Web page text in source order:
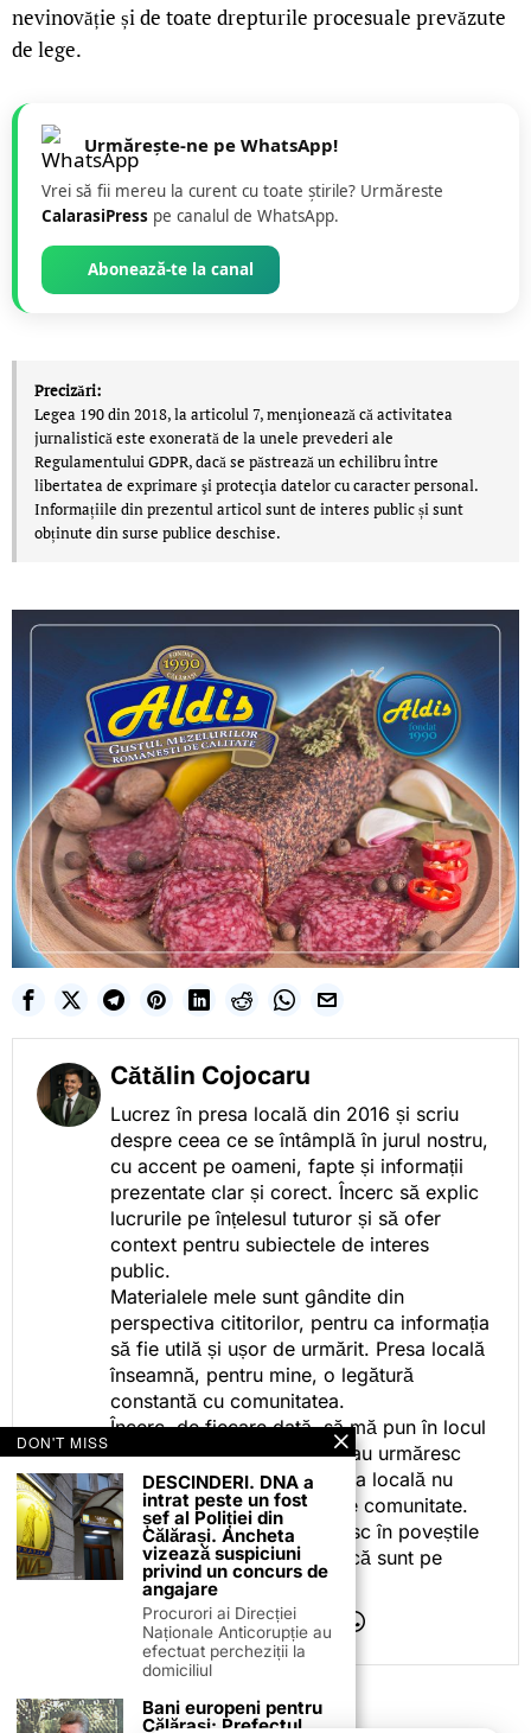
nevinovăție și de toate drepturile procesuale prevăzute
de lege.
Urmărește-ne pe WhatsApp!
Vrei să fii mereu la curent cu toate știrile? Urmăreste
CalarasiPress pe canalul de WhatsApp.
Abonează-te la canal
Precizări:
Legea 190 din 2018, la articolul 7, menţionează că activitatea
jurnalistică este exonerată de la unele prevederi ale
Regulamentului GDPR, dacă se păstrează un echilibru între
libertatea de exprimare şi protecţia datelor cu caracter personal.
Informațiile din prezentul articol sunt de interes public și sunt
obținute din surse publice deschise.
Cătălin Cojocaru
Lucrez în presa locală din 2016 și scriu
despre ceea ce se întâmplă în jurul nostru,
cu accent pe oameni, fapte și informații
prezentate clar și corect. Încerc să explic
lucrurile pe înțelesul tuturor și să ofer
context pentru subiectele de interes
public.
Materialele mele sunt gândite din
perspectiva cititorilor, pentru ca informația
să fie utilă și ușor de urmărit. Presa locală
înseamnă, pentru mine, o legătură
constantă cu comunitatea.
Încerc, de fiecare dată, să mă pun în locul
celor care citesc, privesc sau urmăresc
ceea ce fac. Pentru că presa locală nu
este despre mine, ci despre comunitate.
Iar dacă oamenii se regăsesc în poveștile
pe care le spun, înseamnă că sunt pe
drumul bun.
DON'T MISS
DESCINDERI. DNA a
intrat peste un fost
șef al Poliției din
Călărași. Ancheta
vizează suspiciuni
privind un concurs de
angajare
Procurori ai Direcției
Naționale Anticorupție au
efectuat percheziții la
domiciliul
Bani europeni pentru
Călărași: Prefectul